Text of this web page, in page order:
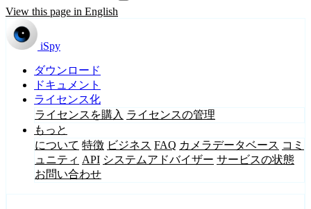
View this page in English
iSpy
ダウンロード
ドキュメント
ライセンス化
ライセンスを購入 ライセンスの管理
もっと
について 特徴 ビジネス FAQ カメラデータベース コミ
ュニティ API システムアドバイザー サービスの状態
お問い合わせ